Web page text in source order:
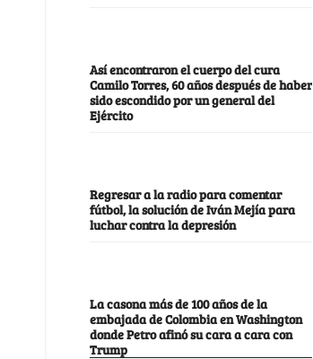
Así encontraron el cuerpo del cura
Camilo Torres, 60 años después de haber
sido escondido por un general del
Ejército
Regresar a la radio para comentar
fútbol, la solución de Iván Mejía para
luchar contra la depresión
La casona más de 100 años de la
embajada de Colombia en Washington
donde Petro afinó su cara a cara con
Trump